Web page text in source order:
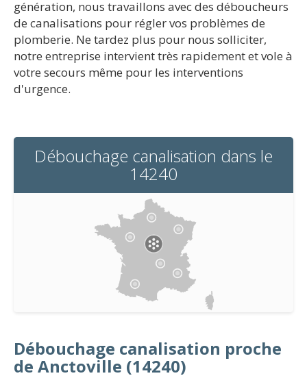
génération, nous travaillons avec des déboucheurs
de canalisations pour régler vos problèmes de
plomberie. Ne tardez plus pour nous solliciter,
notre entreprise intervient très rapidement et vole à
votre secours même pour les interventions
d'urgence.
Débouchage canalisation dans le
14240
Débouchage canalisation proche
de Anctoville (14240)